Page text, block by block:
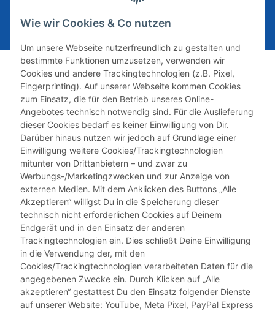
Wie wir Cookies & Co nutzen
Um unsere Webseite nutzerfreundlich zu gestalten und
bestimmte Funktionen umzusetzen, verwenden wir
Cookies und andere Trackingtechnologien (z.B. Pixel,
Fingerprinting). Auf unserer Webseite kommen Cookies
zum Einsatz, die für den Betrieb unseres Online-
Angebotes technisch notwendig sind. Für die Auslieferung
dieser Cookies bedarf es keiner Einwilligung von Dir.
Darüber hinaus nutzen wir jedoch auf Grundlage einer
Einwilligung weitere Cookies/Trackingtechnologien
mitunter von Drittanbietern – und zwar zu
Werbungs-/Marketingzwecken und zur Anzeige von
externen Medien. Mit dem Anklicken des Buttons „Alle
Akzeptieren“ willigst Du in die Speicherung dieser
technisch nicht erforderlichen Cookies auf Deinem
Endgerät und in den Einsatz der anderen
Trackingtechnologien ein. Dies schließt Deine Einwilligung
in die Verwendung der, mit den
Cookies/Trackingtechnologien verarbeiteten Daten für die
angegebenen Zwecke ein. Durch Klicken auf „Alle
akzeptieren“ gestattest Du den Einsatz folgender Dienste
auf unserer Website: YouTube, Meta Pixel, PayPal Express
Susannenstraße 21a, DE-20357 Hamburg
Tel: +49 (0)40 432 76 990
Email:shop@audiolith.net
Servicezeiten (Mo.-Fr.) 11:00 - 15:00 Uhr
Bitte habe Verständnis dafür, dass Du uns ausschließlich zu
den oben genannten Geschäftszeiten telefonisch
kontaktieren kannst.
facebookyoutubeinstagram
tiktok